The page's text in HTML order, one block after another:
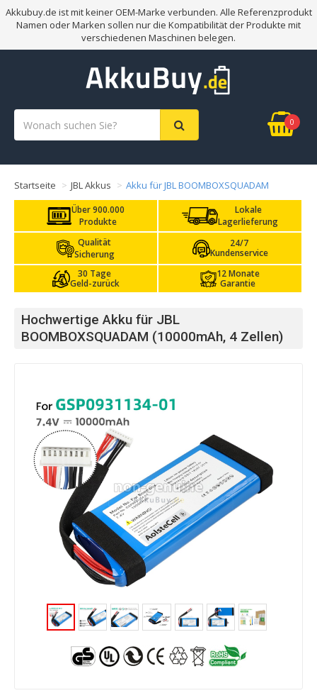
Akkubuy.de ist mit keiner OEM-Marke verbunden. Alle Referenzprodukt
Namen oder Marken sollen nur die Kompatibilität der Produkte mit
verschiedenen Maschinen belegen.
0
Startseite JBL Akkus Akku für JBL BOOMBOXSQUADAM
Über 900.000
Produkte
Lokale
Lagerlieferung
Qualität
Sicherung
24/7
Kundenservice
30 Tage
Geld-zurück
12 Monate
Garantie
Hochwertige Akku für JBL
BOOMBOXSQUADAM (10000mAh, 4 Zellen)